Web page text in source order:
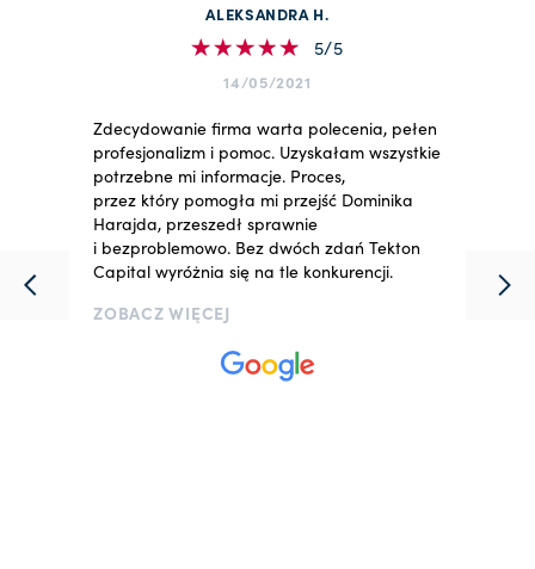
ALEKSANDRA H.
5/5
14/05/2021
Zdecydowanie firma warta polecenia, pełen
profesjonalizm i pomoc. Uzyskałam wszystkie
potrzebne mi informacje. Proces,
przez który pomogła mi przejść Dominika
Harajda, przeszedł sprawnie
i bezproblemowo. Bez dwóch zdań Tekton
Capital wyróżnia się na tle konkurencji.
ZOBACZ WIĘCEJ